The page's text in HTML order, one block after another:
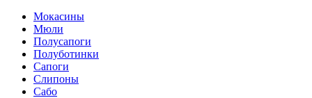
Мокасины
Мюли
Полусапоги
Полуботинки
Сапоги
Слипоны
Сабо